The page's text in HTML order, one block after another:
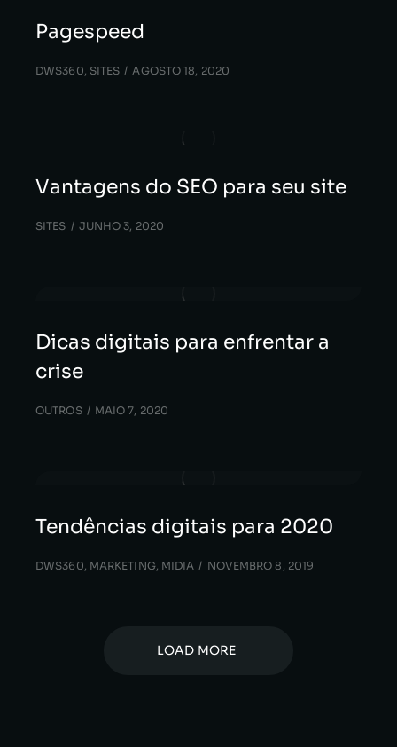
Pagespeed
DWS360, SITES AGOSTO 18, 2020
Vantagens do SEO para seu site
SITES JUNHO 3, 2020
Dicas digitais para enfrentar a
crise
OUTROS MAIO 7, 2020
Tendências digitais para 2020
DWS360, MARKETING, MIDIA NOVEMBRO 8, 2019
LOAD MORE